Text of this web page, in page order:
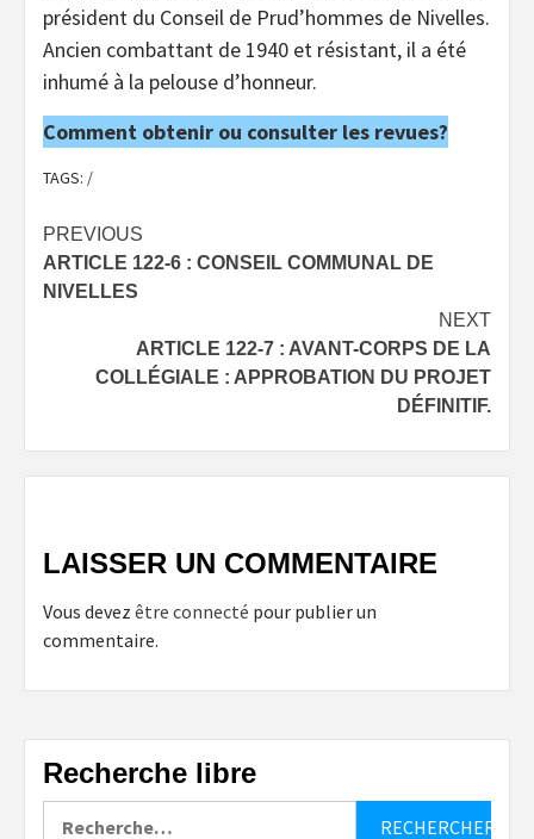
président du Conseil de Prud’hommes de Nivelles.
Ancien combattant de 1940 et résistant, il a été
inhumé à la pelouse d’honneur.
Comment obtenir ou consulter les revues?
TAGS: /
Post
navigation
PREVIOUS
ARTICLE 122-6 : CONSEIL COMMUNAL DE
NIVELLES
NEXT
ARTICLE 122-7 : AVANT-CORPS DE LA
COLLÉGIALE : APPROBATION DU PROJET
DÉFINITIF.
LAISSER UN COMMENTAIRE
Vous devez être connecté pour publier un
commentaire.
Recherche libre